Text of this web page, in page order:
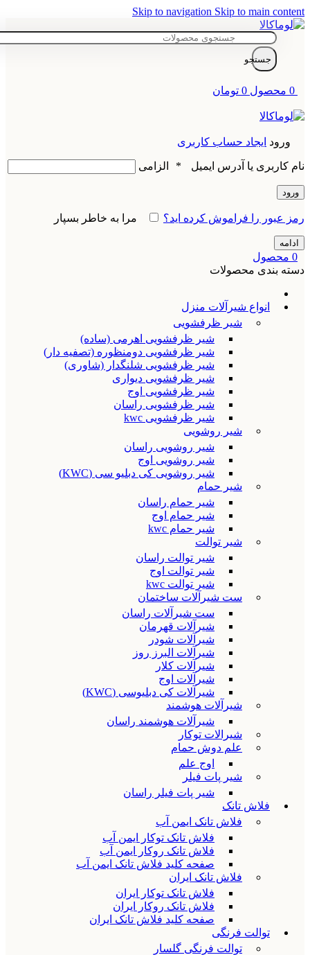
Skip to navigation Skip to main content
جستجو
0 محصول 0 تومان
ورود ایجاد حساب کاربری
نام کاربری یا آدرس ایمیل * الزامی
ورود
رمز عبور را فراموش کرده اید؟ مرا به خاطر بسپار
ادامه
0 محصول
دسته بندی محصولات
انواع شیرآلات منزل
شیر ظرفشویی
شیر ظرفشویی اهرمی (ساده)
شیر ظرفشویی دومنظوره (تصفیه دار)
شیر ظرفشویی شلنگدار (شاوری)
شیر ظرفشویی دیواری
شیر ظرفشویی اوج
شیر ظرفشویی راسان
شیر ظرفشویی kwc
شیر روشویی
شیر روشویی راسان
شیر روشویی اوج
شیر روشویی کی دبلیو سی (KWC)
شیر حمام
شیر حمام راسان
شیر حمام اوج
شیر حمام kwc
شیر توالت
شیر توالت راسان
شیر توالت اوج
شیر توالت kwc
ست شیرآلات ساختمان
ست شیرآلات راسان
شیرآلات قهرمان
شیرآلات شودر
شیرآلات البرز روز
شیرآلات کلار
شیرآلات اوج
شیرآلات کی دبلیوسی (KWC)
شیرآلات هوشمند
شیرآلات هوشمند راسان
شیرالات توکار
علم دوش حمام
اوج علم
شیر پات فیلر
شیر پات فیلر راسان
فلاش تانک
فلاش تانک ایمن آب
فلاش تانک توکار ایمن آب
فلاش تانک روکار ایمن آب
صفحه کلید فلاش تانک ایمن آب
فلاش تانک ایران
فلاش تانک توکار ایران
فلاش تانک روکار ایران
صفحه کلید فلاش تانک ایران
توالت فرنگی
توالت فرنگی گلسار